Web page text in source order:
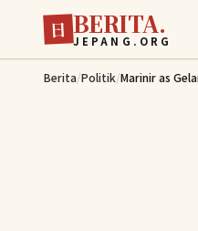
Lewati ke konten utama
日 BERITA.
JEPANG.ORG
Berita/Politik/Marinir as